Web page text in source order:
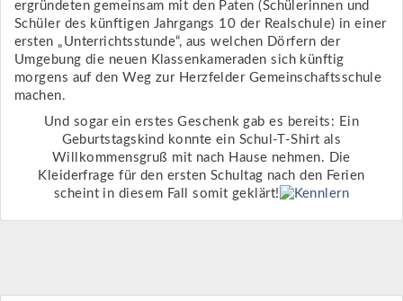
ergründeten gemeinsam mit den Paten (Schülerinnen und
Schüler des künftigen Jahrgangs 10 der Realschule) in einer
ersten „Unterrichtsstunde“, aus welchen Dörfern der
Umgebung die neuen Klassenkameraden sich künftig
morgens auf den Weg zur Herzfelder Gemeinschaftsschule
machen.
Und sogar ein erstes Geschenk gab es bereits: Ein
Geburtstagskind konnte ein Schul-T-Shirt als
Willkommensgruß mit nach Hause nehmen. Die
Kleiderfrage für den ersten Schultag nach den Ferien
scheint in diesem Fall somit geklärt!